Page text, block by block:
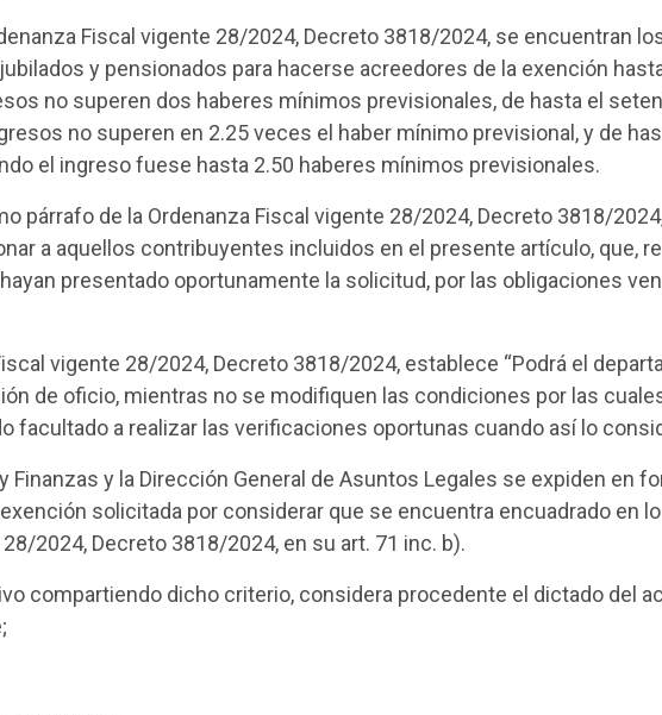
Fiscal vigente 28/2024, Decreto 3818/2024, se encuentran
y pensionados para hacerse acreedores de la exención
no superen dos haberes mínimos previsionales, de hasta el
no superen en 2.25 veces el haber mínimo previsional, y de
el ingreso fuese hasta 2.50 haberes mínimos previsionales.
párrafo de la Ordenanza Fiscal vigente 28/2024, Decreto 3818/
a aquellos contribuyentes incluidos en el presente artículo, que,
presentado oportunamente la solicitud, por las obligaciones
vigente 28/2024, Decreto 3818/2024, establece “Podrá el
de oficio, mientras no se modifiquen las condiciones por las
facultado a realizar las verificaciones oportunas cuando así lo
Finanzas y la Dirección General de Asuntos Legales se expiden en
solicitada por considerar que se encuentra encuadrado en
2024, Decreto 3818/2024, en su art. 71 inc. b).
compartiendo dicho criterio, considera procedente el dictado del